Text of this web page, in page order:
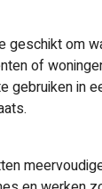
geschikt om
of
gebruiken in